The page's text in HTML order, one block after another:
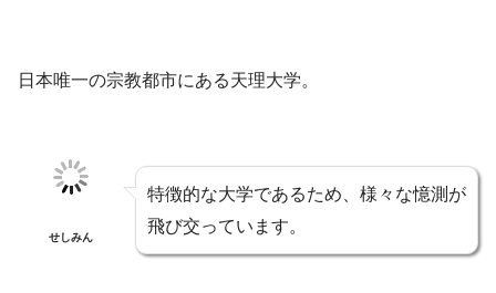
日本唯一の宗教都市にある天理大学。
せしみん
特徴的な大学であるため、様々な憶測が
飛び交っています。